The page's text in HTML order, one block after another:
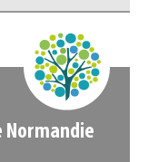
Normandie